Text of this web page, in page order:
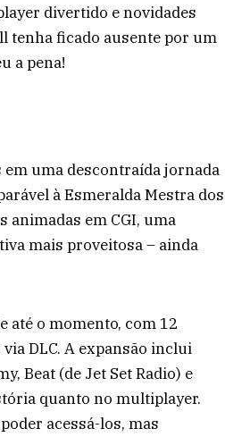
divertido e novidades
tenha ficado ausente por um
a pena!
em uma descontraída jornada
à Esmeralda Mestra dos
animadas em CGI, uma
mais proveitosa – ainda
até o momento, com 12
DLC. A expansão inclui
Beat (de Jet Set Radio) e
quanto no multiplayer.
acessá-los, mas